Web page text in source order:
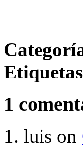
1
luis on